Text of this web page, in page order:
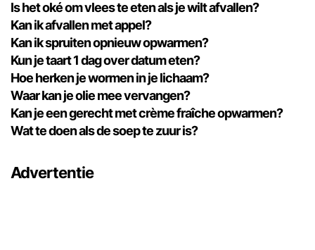
Is het oké om vlees te eten als je wilt afvallen?
Kan ik afvallen met appel?
Kan ik spruiten opnieuw opwarmen?
Kun je taart 1 dag over datum eten?
Hoe herken je wormen in je lichaam?
Waar kan je olie mee vervangen?
Kan je een gerecht met crème fraîche opwarmen?
Wat te doen als de soep te zuur is?
Advertentie